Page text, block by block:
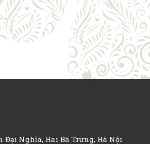
Đại Nghĩa, Hai Bà Trưng, Hà Nội